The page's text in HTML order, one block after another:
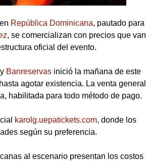
República Dominicana, pautado para
, se comercializan con precios que van
oficial del evento.
y Banreservasinició la mañana de este
agotar existencia. La venta general
habilitada para todo método de pago.
karolg.uepatickets.com, donde los
según su preferencia.
al escenario presentan los costos